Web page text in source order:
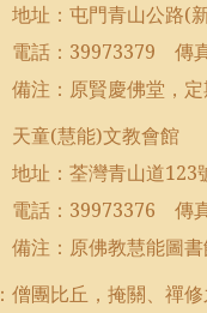
地址：屯門青山公路(
電話： 39973379 傳
備注：原賢慶佛堂，定
天童(慧能)文教會館
地址：荃灣青山道123
電話： 39973376 傳
備注：原佛教慧能圖
：僧團比丘，掩關、禪